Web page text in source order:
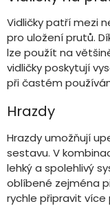
Vidličky patří mezi
pro uložení prutů.
lze použít na
vidličky poskytují
při častém
Hrazdy
Hrazdy umožňují
sestavu. V
lehký a spolehlivý
oblíbené zejména
rychle připravit